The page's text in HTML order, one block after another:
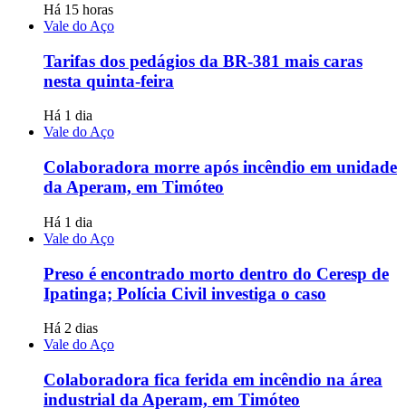
Há 15 horas
Vale do Aço
Tarifas dos pedágios da BR-381 mais caras
nesta quinta-feira
Há 1 dia
Vale do Aço
Colaboradora morre após incêndio em unidade
da Aperam, em Timóteo
Há 1 dia
Vale do Aço
Preso é encontrado morto dentro do Ceresp de
Ipatinga; Polícia Civil investiga o caso
Há 2 dias
Vale do Aço
Colaboradora fica ferida em incêndio na área
industrial da Aperam, em Timóteo